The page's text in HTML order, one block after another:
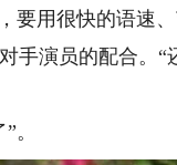
用很快的语速、
手演员的配合。“
。